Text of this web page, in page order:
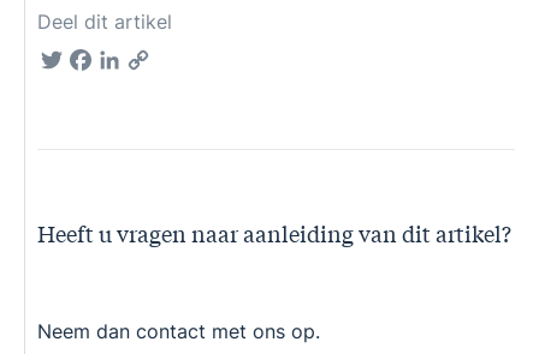
Deel dit artikel
TwitterFacebook
LinkedIn
Heeft u vragen naar aanleiding van dit artikel?
Neem dan contact met ons op.